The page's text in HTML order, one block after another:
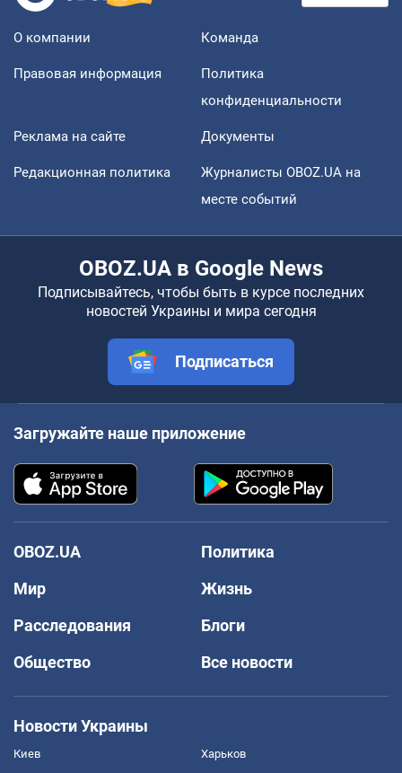
О компании Команда
Правовая информация
Политика
конфиденциальности
Реклама на сайте Документы
Редакционная политика
Журналисты OBOZ.UA на
месте событий
OBOZ.UA в Google News
Подписывайтесь, чтобы быть в курсе последних
новостей Украины и мира сегодня
Подписаться
Загружайте наше приложение
OBOZ.UA
Политика
Мир
Жизнь
Расследования
Блоги
Общество
Все новости
Новости Украины
Киев Харьков